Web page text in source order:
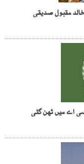
مقبول صدیقی
اے میں ٹھن گئی